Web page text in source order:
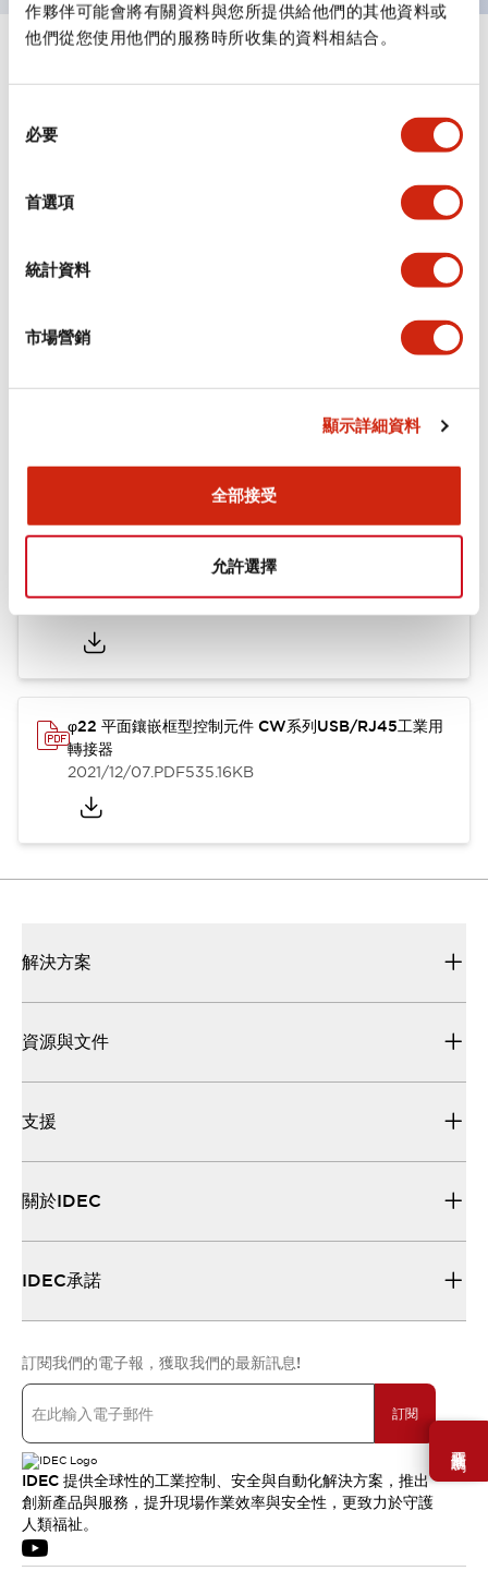
作夥伴可能會將有關資料與您所提供給他們的其他資料或
他們從您使用他們的服務時所收集的資料相結合。
必要
首選項
統計資料
市場營銷
顯示詳細資料
全部接受
允許選擇
需要幫助嗎？
認證與標準
φ22 平面鑲嵌框型控制元件 CW系列USB/RJ45工業用
轉接器
2021/12/07.PDF535.16KB
解決方案
資源與文件
支援
關於IDEC
IDEC承諾
訂閱我們的電子報，獲取我們的最新訊息!
訂閱
IDEC 提供全球性的工業控制、安全與自動化解決方案，推出
創新產品與服務，提升現場作業效率與安全性，更致力於守護
人類福祉。